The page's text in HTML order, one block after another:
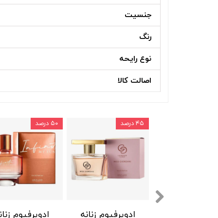
جنسیت
رنگ
نوع رایحه
اصالت کالا
ادوپرفیوم
۵۰ درصد
ادوپرفیوم زنانه
۴۵ درصد